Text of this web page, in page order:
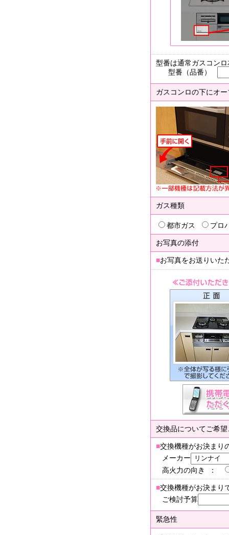
型番は通常ガスコン
型番（品番）
ガスコンロの下にオ
ガス種類
都市ガス プロ
お写真の添付
■お写真をお送りいた
交換品についてご希
■交換機種がお決まり
メーカー
高火力の向き ：
■交換機種がお決まり
ご検討予算
緊急性